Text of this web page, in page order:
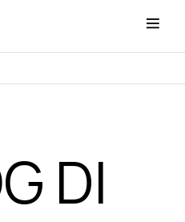
DI